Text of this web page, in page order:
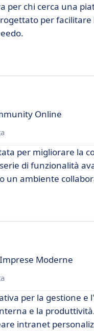
per chi cerca una
per
Online
per migliorare la
di funzionalità
un ambiente
Moderne
per la gestione
e la
intranet